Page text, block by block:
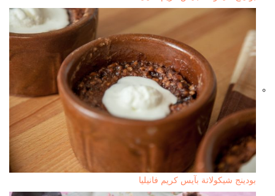
بودينج شيكولاتة بآيس كريم فانيليا